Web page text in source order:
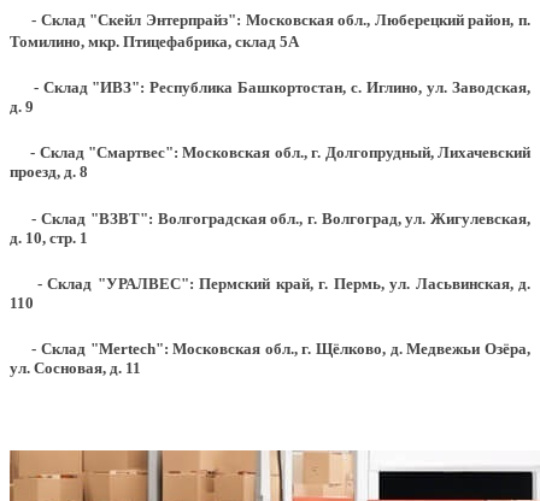
- Склад "Скейл Энтерпрайз": Московская обл., Люберецкий район, п.
Томилино, мкр. Птицефабрика, склад 5А
- Склад "ИВЗ": Республика Башкортостан, с. Иглино, ул. Заводская,
д. 9
- Склад "Смартвес":Московская обл., г. Долгопрудный, Лихачевский
проезд, д. 8
- Склад "ВЗВТ": Волгоградская обл., г. Волгоград, ул. Жигулевская,
д. 10, стр. 1
- Склад "УРАЛВЕС": Пермский край, г. Пермь, ул. Ласьвинская, д.
110
- Склад "Mertech": Московская обл., г. Щёлково, д. Медвежьи Озёра,
ул. Сосновая, д. 11